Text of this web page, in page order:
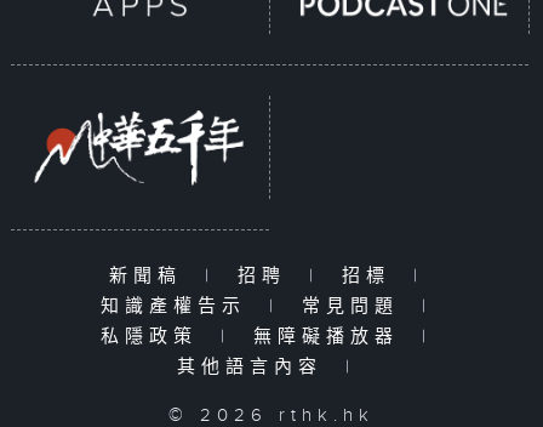
新聞稿 | 招聘 | 招標
|
知識產權告示
| 常見問題
|
私隱政策
| 無障礙播放器
|
其他語言內容
|
© 2026 rthk.hk